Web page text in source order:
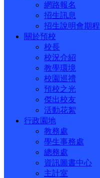
網路報名
招生訊息
招生說明會期程
關於預校
校長
校況介紹
教學環境
校園巡禮
預校之光
傑出校友
活動花絮
行政園地
教務處
學生事務處
總務處
資訊圖書中心
主計室